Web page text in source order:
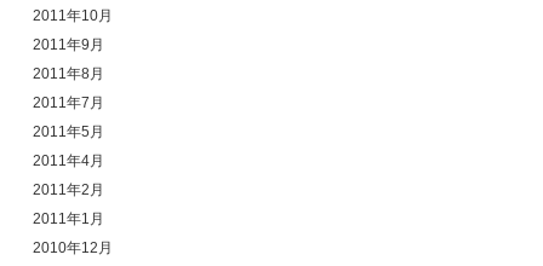
2011年10月
2011年9月
2011年8月
2011年7月
2011年5月
2011年4月
2011年2月
2011年1月
2010年12月